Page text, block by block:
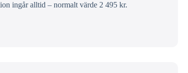
ingår alltid – normalt värde 2 495 kr.